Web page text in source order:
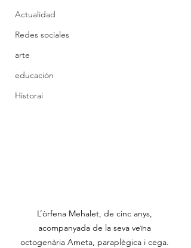
Actualidad
Redes sociales
arte
educación
Historai
L’òrfena Mehalet, de cinc anys,
acompanyada de la seva veïna
octogenària Ameta, paraplègica i cega.